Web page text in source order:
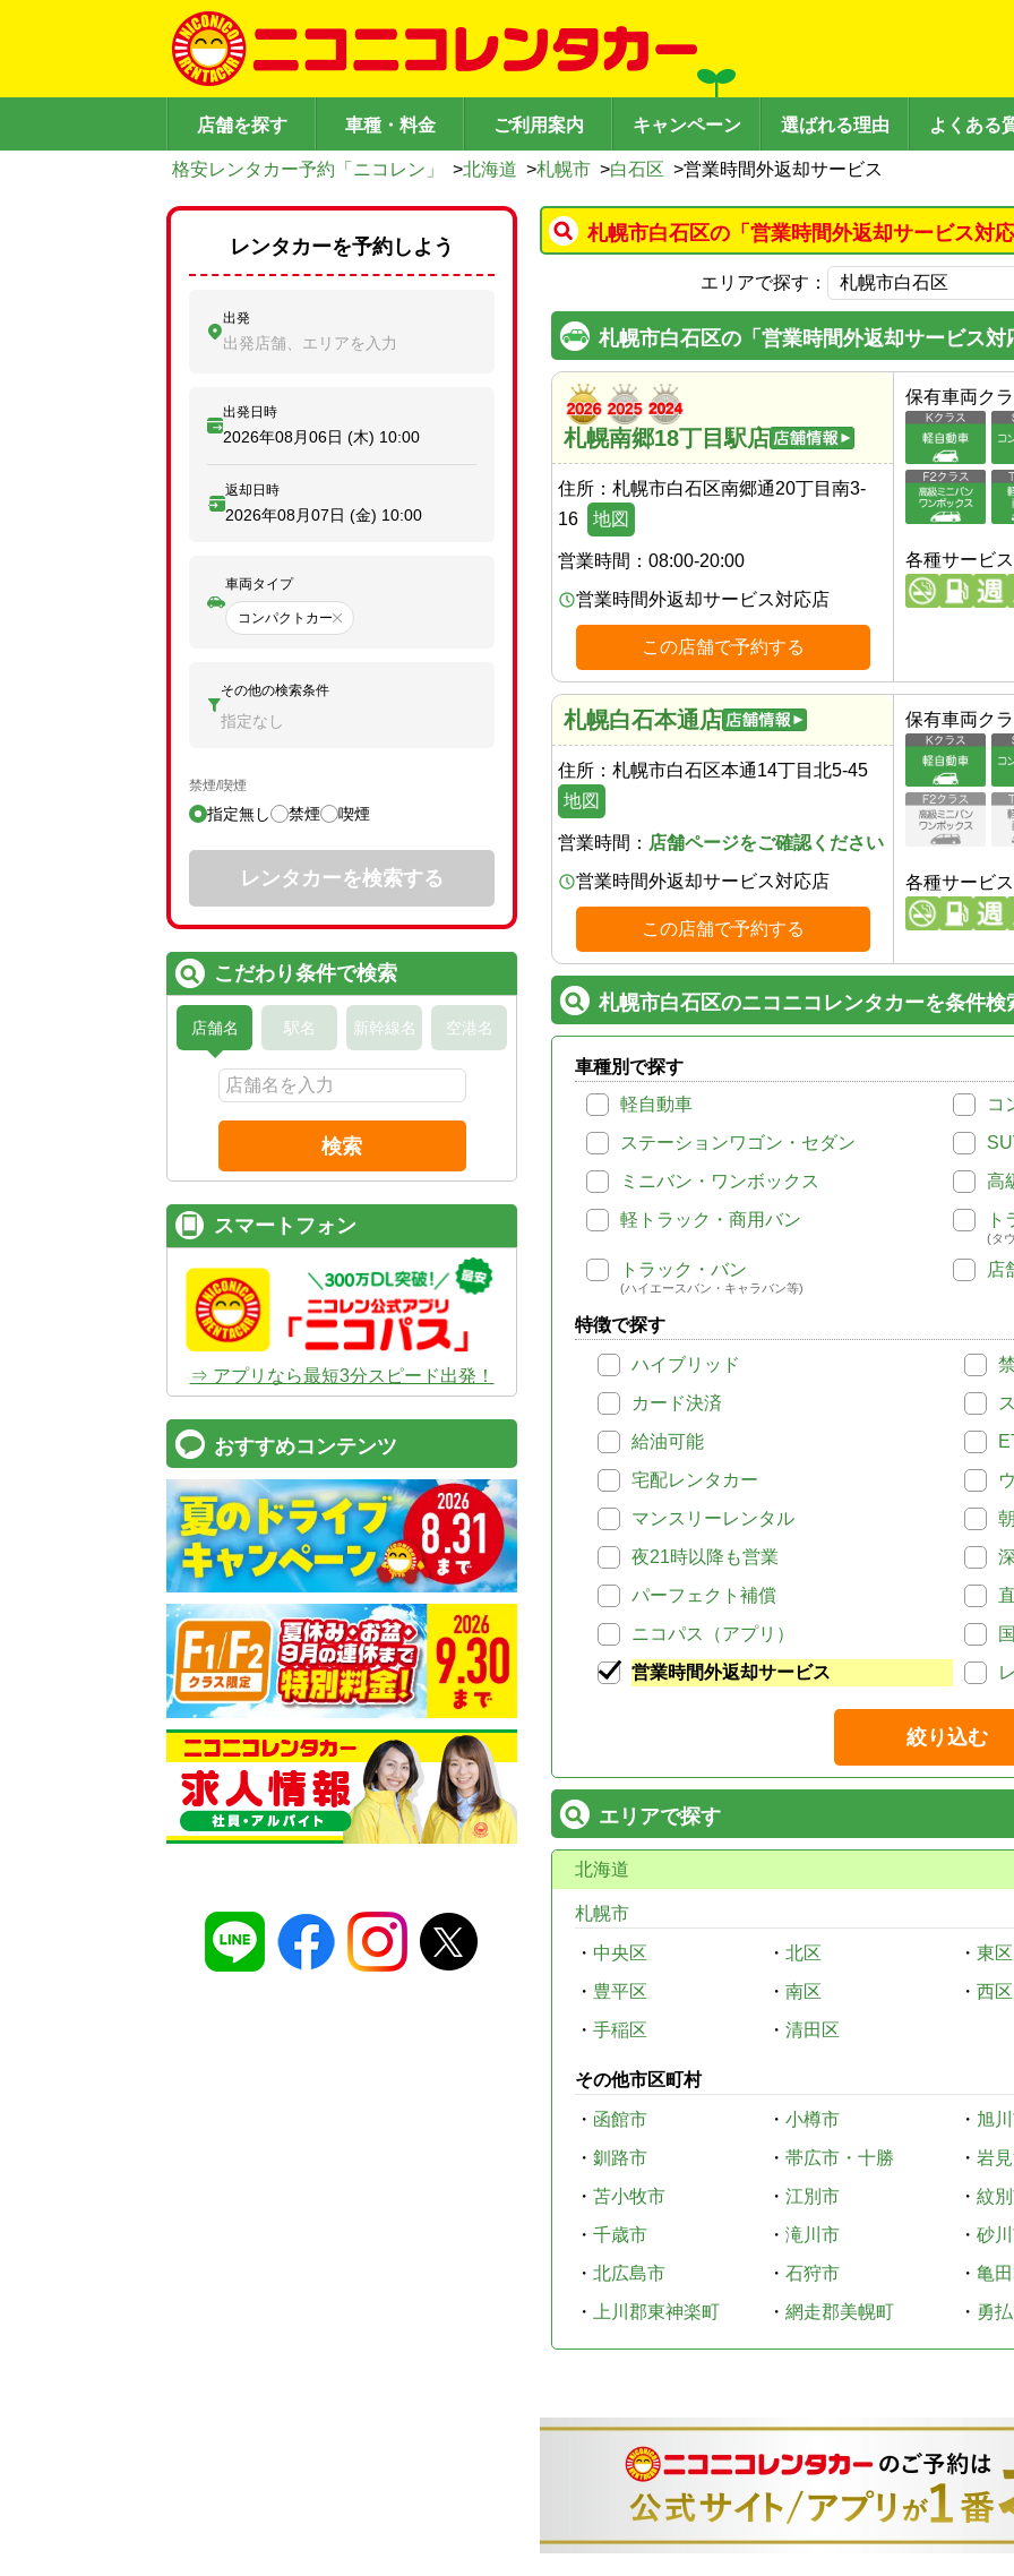
店舗を探す 車種・料金 ご利用案内 キャンペーン 選ばれる理由 よくある
格安レンタカー予約「ニコレン」 >北海道 >札幌市 >白石区 >営業時間外返却サービス
札幌市白石区の「営業時間外返却サービス対
エリアで探す：
札幌市白石区の「営業時間外返却サービス
札幌南郷18丁目駅店
住所： 札幌市白石区南郷通20丁目南3-
16
地図
営業時間： 08:00-20:00
営業時間外返却サービス対応店
この店舗で予約する
保有車両ク
各種サービス
札幌白石本通店
住所： 札幌市白石区本通14丁目北5-45
地図
営業時間： 店舗ページをご確認ください
営業時間外返却サービス対応店
この店舗で予約する
保有車両ク
各種サービス
札幌市白石区のニコニコレンタカーを条件検
車種別で探す
軽自動車
コ
ステーションワゴン・セダン
ミニバン・ワンボックス
高
軽トラック・商用バン
ト
(タ
トラック・バン
(ハイエースバン・キャラバン等)
店
特徴で探す
ハイブリッド
カード決済
給油可能
宅配レンタカー
マンスリーレンタル
夜21時以降も営業
パーフェクト補償
ニコパス（アプリ）
営業時間外返却サービス
絞り込む
エリアで探す
北海道
札幌市
・ 中央区 ・ 北区 ・ 東区
・ 豊平区 ・ 南区 ・ 西区
・ 手稲区 ・ 清田区
その他市区町村
・ 函館市 ・ 小樽市 ・ 旭
・ 釧路市 ・ 帯広市・十勝 ・ 岩
・ 苫小牧市 ・ 江別市 ・ 紋
・ 千歳市 ・ 滝川市 ・ 砂
・ 北広島市 ・ 石狩市 ・ 亀
・
上川郡東神楽町 ・ 網走郡美幌町 ・ 勇
レンタカーを予約しよう
出発
出発店舗、エリアを入力
出発日時
2026年08月06日 (木) 10:00
返却日時
2026年08月07日 (金) 10:00
車両タイプ
コンパクトカー
その他の検索条件
指定なし
禁煙/喫煙
指定無し 禁煙 喫煙
レンタカーを検索する
こだわり条件で検索
店舗名 駅名 新幹線名 空港名
検索
スマートフォン
⇒ アプリなら最短3分スピード出発！
おすすめコンテンツ